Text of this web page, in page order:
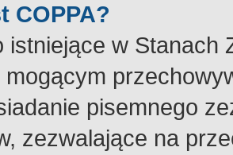
COPPA?
w Stanach
pisemnego
zezwalające na